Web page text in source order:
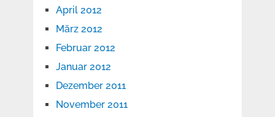
April 2012
März 2012
Februar 2012
Januar 2012
Dezember 2011
November 2011